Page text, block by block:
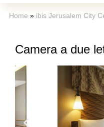
Home » ibis Jerusalem City
Camera a due